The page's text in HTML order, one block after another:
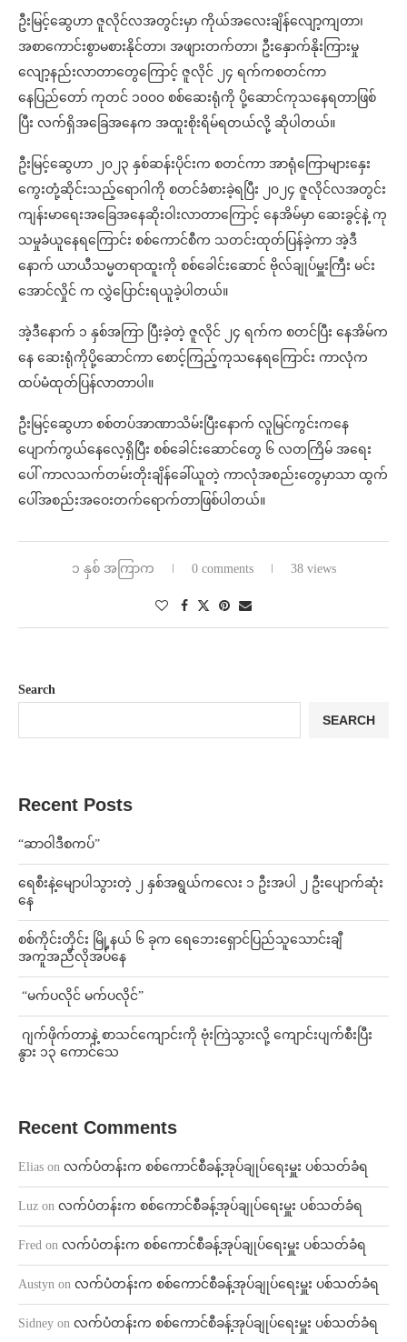
ဦးမြင့်ဆွေဟာ ဇူလိုင်လအတွင်းမှာ ကိုယ်အလေးချိန်လျော့ကျတာ၊
အစာကောင်းစွာမစားနိုင်တာ၊ အဖျားတက်တာ၊ ဦးနှောက်နိုးကြားမှု
လျော့နည်းလာတာတွေကြောင့် ဇူလိုင် ၂၄ ရက်ကစတင်ကာ
နေပြည်တော် ကုတင် ၁၀၀၀ စစ်ဆေးရုံကို ပို့ဆောင်ကုသနေရတာဖြစ်
ပြီး လက်ရှိအခြေအနေက အထူးစိုးရိမ်ရတယ်လို့ ဆိုပါတယ်။
ဦးမြင့်ဆွေဟာ ၂၀၂၃ နှစ်ဆန်းပိုင်းက စတင်ကာ အာရုံကြောများနှေး
ကွေးတုံ့ဆိုင်းသည့်ရောဂါကို စတင်ခံစားခဲ့ရပြီး ၂၀၂၄ ဇူလိုင်လအတွင်း
ကျန်းမာရေးအခြေအနေဆိုးဝါးလာတာကြောင့် နေအိမ်မှာ ဆေးခွင့်နဲ့ ကု
သမှုခံယူနေရကြောင်း စစ်ကောင်စီက သတင်းထုတ်ပြန်ခဲ့ကာ အဲ့ဒီ
နောက် ယာယီသမ္မတရာထူးကို စစ်ခေါင်းဆောင် ဗိုလ်ချုပ်မှူးကြီး မင်း
အောင်လှိုင် က လွှဲပြောင်းရယူခဲ့ပါတယ်။
အဲ့ဒီနောက် ၁ နှစ်အကြာ ပြီးခဲ့တဲ့ ဇူလိုင် ၂၄ ရက်က စတင်ပြီး နေအိမ်က
နေ ဆေးရုံကိုပို့ဆောင်ကာ စောင့်ကြည့်ကုသနေရကြောင်း ကာလုံက
ထပ်မံထုတ်ပြန်လာတာပါ။
ဦးမြင့်ဆွေဟာ စစ်တပ်အာဏာသိမ်းပြီးနောက် လူမြင်ကွင်းကနေ
ပျောက်ကွယ်နေလေ့ရှိပြီး စစ်ခေါင်းဆောင်တွေ ၆ လတကြိမ် အရေး
ပေါ် ကာလသက်တမ်းတိုးချိန်ခေါ်ယူတဲ့ ကာလုံအစည်းတွေမှာသာ ထွက်
ပေါ်အစည်းအဝေးတက်ရောက်တာဖြစ်ပါတယ်။
၁ နှစ် အကြာက 0 comments 38 views
Search
SEARCH
Recent Posts
“ဆာဝါဒီစကပ်”
ရေစီးနဲ့မျောပါသွားတဲ့ ၂ နှစ်အရွယ်ကလေး ၁ ဦးအပါ ၂ ဦးပျောက်ဆုံး
နေ
စစ်ကိုင်းတိုင်း မြို့နယ် ၆ ခုက ရေဘေးရှောင်ပြည်သူသောင်းချီ
အကူအညီလိုအပ်နေ
⁨ ⁨“မက်ပလိုင် မက်ပလိုင်”
⁨⁩ ⁨ဂျက်ဖိုက်တာနဲ့ စာသင်ကျောင်းကို ဗုံးကြဲသွားလို့ ကျောင်းပျက်စီးပြီး
နွား ၁၃ ကောင်သေ
Recent Comments
Elias on လက်ပံတန်းက စစ်ကောင်စီခန့်အုပ်ချုပ်ရေးမှူး ပစ်သတ်ခံရ
Luz on လက်ပံတန်းက စစ်ကောင်စီခန့်အုပ်ချုပ်ရေးမှူး ပစ်သတ်ခံရ
Fred on လက်ပံတန်းက စစ်ကောင်စီခန့်အုပ်ချုပ်ရေးမှူး ပစ်သတ်ခံရ
Austyn on လက်ပံတန်းက စစ်ကောင်စီခန့်အုပ်ချုပ်ရေးမှူး ပစ်သတ်ခံရ
Sidney on လက်ပံတန်းက စစ်ကောင်စီခန့်အုပ်ချုပ်ရေးမှူး ပစ်သတ်ခံရ